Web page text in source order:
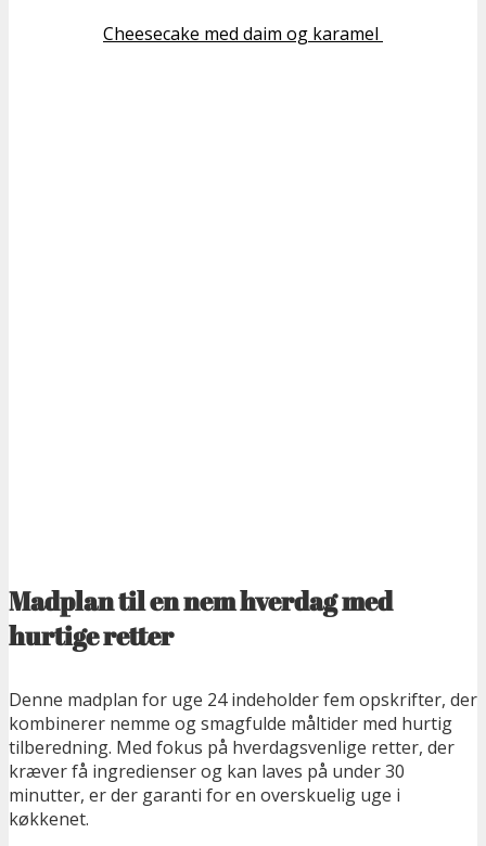
Cheesecake med daim og karamel
Madplan til en nem hverdag med
hurtige retter
Denne madplan for uge 24 indeholder fem opskrifter, der
kombinerer nemme og smagfulde måltider med hurtig
tilberedning. Med fokus på hverdagsvenlige retter, der
kræver få ingredienser og kan laves på under 30
minutter, er der garanti for en overskuelig uge i
køkkenet.